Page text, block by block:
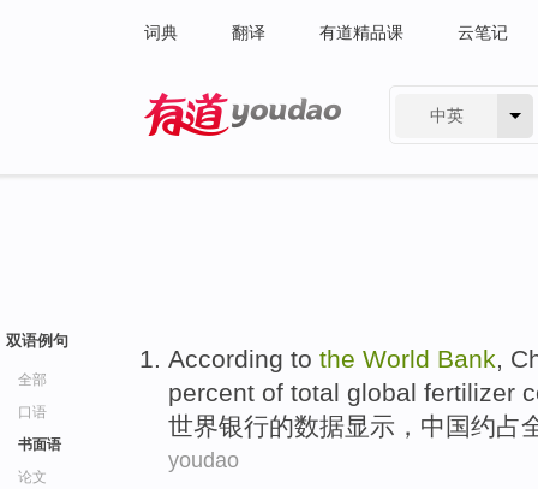
词典 翻译 有道精品课 云笔记
中英
双语例句
全部
口语
书面语
论文
According to the World Bank,
percent of total global fertilizer
世界银行的数据显示，中国约占
youdao